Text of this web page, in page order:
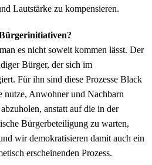
Lautstärke zu kompensieren.
es nicht soweit kommen lässt. Der
Bürger, der sich im
Für ihn sind diese Prozesse Black
nutze, Anwohner und Nachbarn
anstatt auf die in der
Bürgerbeteiligung zu warten,
wir demokratisieren damit auch ein
erscheinenden Prozess.